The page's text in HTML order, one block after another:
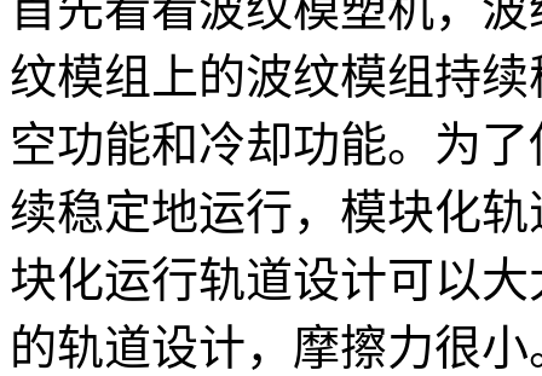
纹模组上的波纹模组持
空功能和冷却功能。为
续稳定地运行，模块化
块化运行轨道设计可以
的轨道设计，摩擦力很